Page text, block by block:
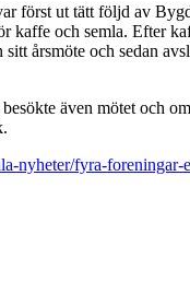
först ut tätt följd av
kaffe och semla. Efter
årsmöte och sedan
även mötet och
nyheter/fyra-foreningar-